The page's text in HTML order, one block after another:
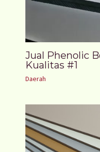
Jual Phenolic
Kualitas #1
Daerah